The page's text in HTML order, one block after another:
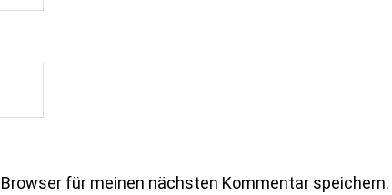
für meinen nächsten Kommentar speichern.